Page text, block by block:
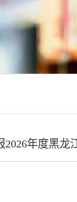
2026年度黑龙